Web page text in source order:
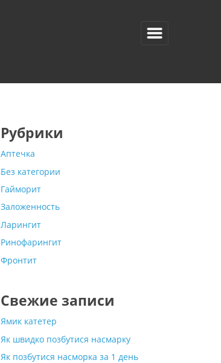
Рубрики
Аптечка
Без категории
Гайморит
Заложенность
Ларингит
Ринофарингит
Фронтит
Свежие записи
Ямик катетер
Як швидко позбутися насмарку
Як позбутися насморка за 1 день